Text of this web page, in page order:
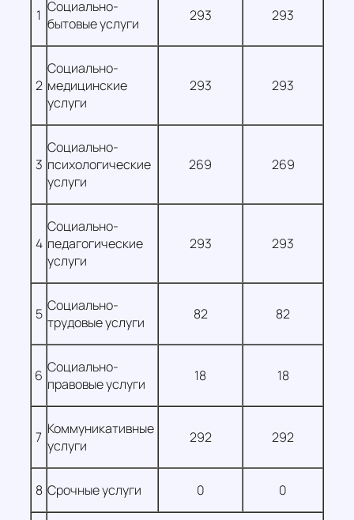
1 Социально-
бытовые услуги
293 293
2
Социально-
медицинские
услуги
293 293
3
Социально-
психологические
услуги
269 269
4
Социально-
педагогические
услуги
293 293
5 Социально-
трудовые услуги
82 82
6 Социально-
правовые услуги
18 18
7 Коммуникативные
услуги
292 292
8 Срочные услуги 0 0